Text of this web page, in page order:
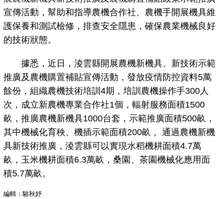
宣傳活動，幫助和指導農機合作社、農機手開展機具維
護保養和測試檢修，排查安全隱患，確保農業機械良好
的技術狀態。
據悉，近日，淩雲縣開展農機新機具、新技術示範
推廣及農機購置補貼宣傳活動，發放疫情防控資料5萬
餘份，組織農機技術培訓4期，培訓農機操作手300人
次，成立新農機專業合作社1個，輻射服務面積1500
畝，推廣農機新機具1000台套，示範推廣面積500畝，
其中機械化育秧、機插示範面積200畝 。通過農機新機
具新技術推廣，淩雲縣可以實現水稻機耕面積4.7萬
畝，玉米機耕面積6.3萬畝，桑園、茶園機械化應用面
積5.7萬畝。
編輯：駱秋妤